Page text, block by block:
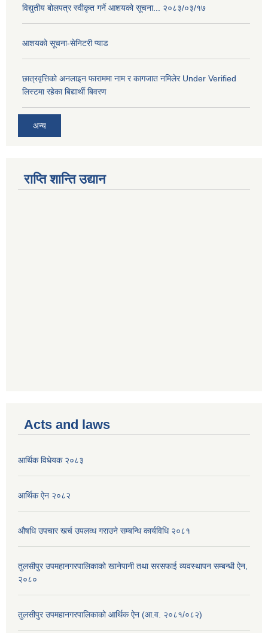
विद्युतीय बोलपत्र स्वीकृत गर्ने आशयको सूचना... २०८३/०३/१७
आशयको सूचना-सेनिटरी प्याड
छात्रवृत्तिको अनलाइन फाराममा नाम र कागजात नमिलेर Under Verified
लिस्टमा रहेका बिद्यार्थी बिवरण
अन्य
राप्ति शान्ति उद्यान
Acts and laws
आर्थिक विधेयक २०८३
आर्थिक ऐन २०८२
औषधि उपचार खर्च उपलव्ध गराउने सम्बन्धि कार्यविधि २०८१
तुलसीपुर उपमहानगरपालिकाको खानेपानी तथा सरसफाई व्यवस्थापन सम्बन्धी ऐन,
२०८०
तुलसीपुर उपमहानगरपालिकाको आर्थिक ऐन (आ.व. २०८१/०८२)